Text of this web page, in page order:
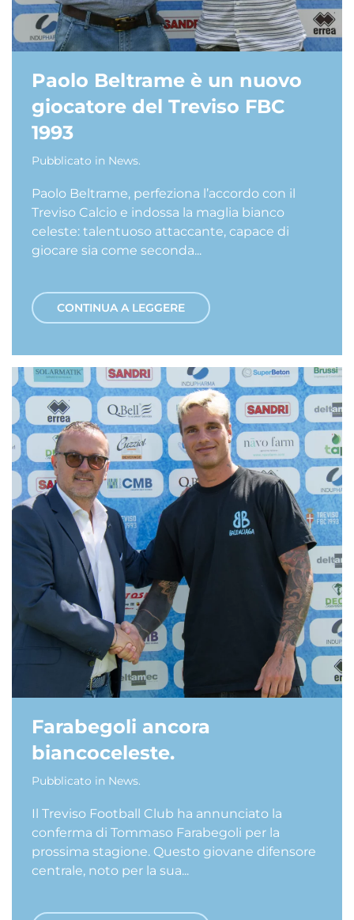
Paolo Beltrame è un nuovo
giocatore del Treviso FBC
1993
Pubblicato in News.
Paolo Beltrame, perfeziona l’accordo con il
Treviso Calcio e indossa la maglia bianco
celeste: talentuoso attaccante, capace di
giocare sia come seconda...
CONTINUA A LEGGERE
Farabegoli ancora
biancoceleste.
Pubblicato in News.
Il Treviso Football Club ha annunciato la
conferma di Tommaso Farabegoli per la
prossima stagione. Questo giovane difensore
centrale, noto per la sua...